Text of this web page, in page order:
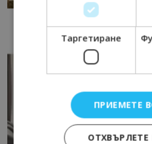
Таргетиране
ПРИЕМЕТЕ
ОТХВЪРЛЕТЕ